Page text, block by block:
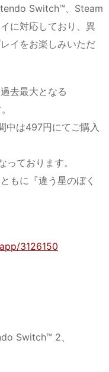
Switch™、Steam
に対応しており、異
イをお楽しみいただ
去最大となる
中は497円にてご購入
ております。
もに『違う星のぼく
3126150
Switch™ 2、